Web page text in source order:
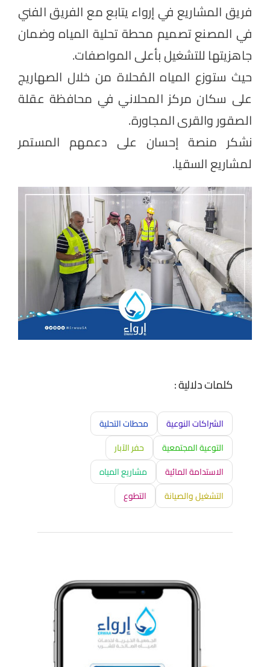
فريق المشاريع في إرواء يتابع مع الفريق الفني
في المصنع تصميم محطة تحلية المياه وضمان
جاهزيتها للتشغيل بأعلى المواصفات.
حيث ستوزع المياه المُحلاة من خلال الصهاريج
على سكان مركز المحلاني في محافظة عقلة
الصقور والقرى المجاورة.
نشكر منصة إحسان على دعمهم المستمر
لمشاريع السقيا.
كلمات دلالية :
الشراكات النوعية
محطات التحلية
التوعية المجتمعية
حفر الآبار
الاستدامة المائية
مشاريع المياه
التشغيل والصيانة
التطوع